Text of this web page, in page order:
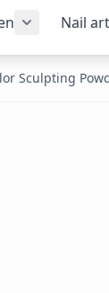
Nail
Sculpting